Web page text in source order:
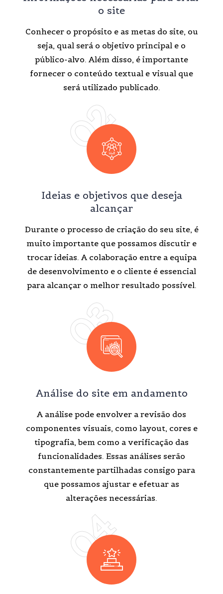
o site
Conhecer o propósito e as metas do site, ou
seja, qual será o objetivo principal e o
público-alvo. Além disso, é importante
fornecer o conteúdo textual e visual que
será utilizado publicado.
02
Ideias e objetivos que deseja
alcançar
Durante o processo de criação do seu site, é
muito importante que possamos discutir e
trocar ideias. A colaboração entre a equipa
de desenvolvimento e o cliente é essencial
para alcançar o melhor resultado possível.
03
Análise do site em andamento
A análise pode envolver a revisão dos
componentes visuais, como layout, cores e
tipografia, bem como a verificação das
funcionalidades. Essas análises serão
constantemente partilhadas consigo para
que possamos ajustar e efetuar as
alterações necessárias.
04